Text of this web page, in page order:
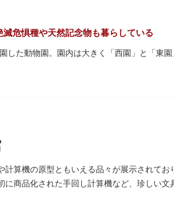
定のお守りや御朱印も授与されているので
滅危惧種や天然記念物も暮らしている
した動物園。園内は大きく「西園」と「東
の歴史的建造物も見どころです。
としても知られる風光明媚な「不忍池」の
題のハシビロコウなどユニークな種も見られま
では、小動物を間近で観察することを通じ
計算機の原型ともいえる品々が展示されて
に商品化された手回し計算機など、珍しい文